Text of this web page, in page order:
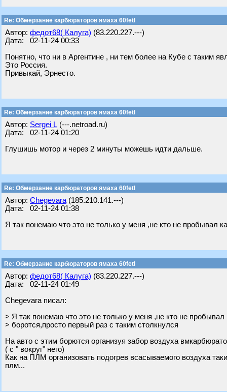
Re: Обмерзание карбюраторов ямаха 60fetl
Автор: федот68( Калуга) (83.220.227.---)
Дата: 02-11-24 00:33
Понятно, что ни в Аргентине , ни тем более на Кубе с таким
Это Россия.
Привыкай, Эрнесто.
Re: Обмерзание карбюраторов ямаха 60fetl
Автор: Sergei L (---.netroad.ru)
Дата: 02-11-24 01:20
Глушишь мотор и через 2 минуты можешь идти дальше.
Re: Обмерзание карбюраторов ямаха 60fetl
Автор: Chegevara (185.210.141.---)
Дата: 02-11-24 01:38
Я так понемаю что это не только у меня ,не кто не пробывал
Re: Обмерзание карбюраторов ямаха 60fetl
Автор: федот68( Калуга) (83.220.227.---)
Дата: 02-11-24 01:49
Chegevara писал:
> Я так понемаю что это не только у меня ,не кто не пробывал
> боротся,просто первый раз с таким столкнулся
На авто с этим борются организуя забор воздуха
( с " вокруг" него)
Как на ПЛМ организовать подогрев всасываемого воздуха
плм...